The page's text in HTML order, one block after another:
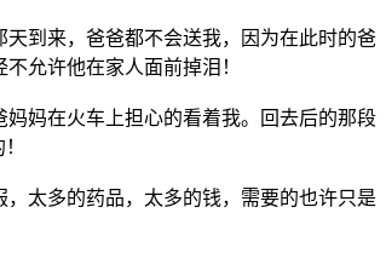
到来，爸爸都不会送我，因为在此时的爸
允许他在家人面前掉泪！
妈在火车上担心的看着我。回去后的那段
太多的药品，太多的钱，需要的也许只是